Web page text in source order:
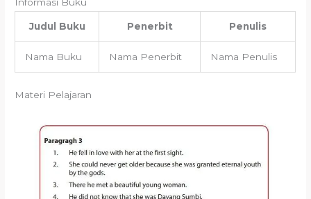
Judul Buku Penerbit Penulis
Nama Buku Nama Penerbit Nama Penulis
Materi Pelajaran